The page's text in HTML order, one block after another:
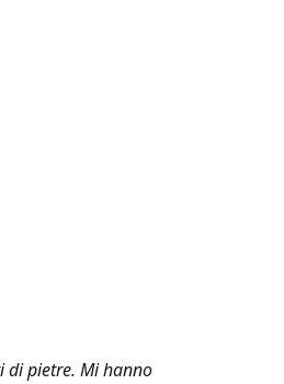
di pietre. Mi hanno